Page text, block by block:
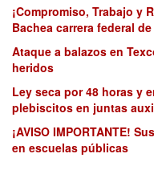
¡Compromiso, Trabajo y
Bachea carrera federal
Ataque a balazos en
heridos
Ley seca por 48 horas y
plebiscitos en juntas
¡AVISO IMPORTANTE!
en escuelas públicas